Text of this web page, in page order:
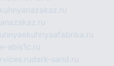
e-abis1c.ru
dark-sand.ru